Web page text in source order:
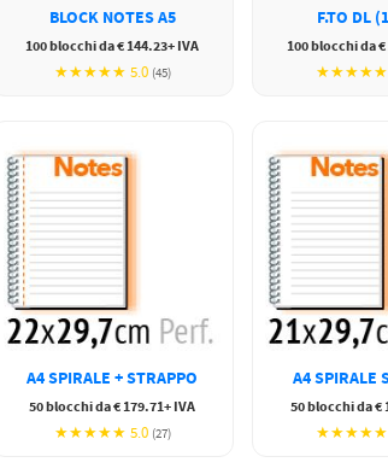
BLOCK NOTES A5
100 blocchi da € 144.23+ IVA
★★★★★ 5.0 (45)
F.TO DL
100 blocchi da
★★★★★
A4 SPIRALE + STRAPPO
50 blocchi da € 179.71+ IVA
★★★★★ 5.0 (27)
A4 SPIRALE
50 blocchi da €
★★★★★